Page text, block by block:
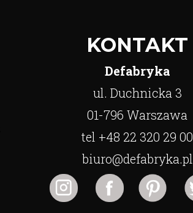
KONTAKT
Defabryka
ul. Duchnicka 3
01-796 Warszawa
tel +48 22 320 29 00
biuro@defabryka.pl